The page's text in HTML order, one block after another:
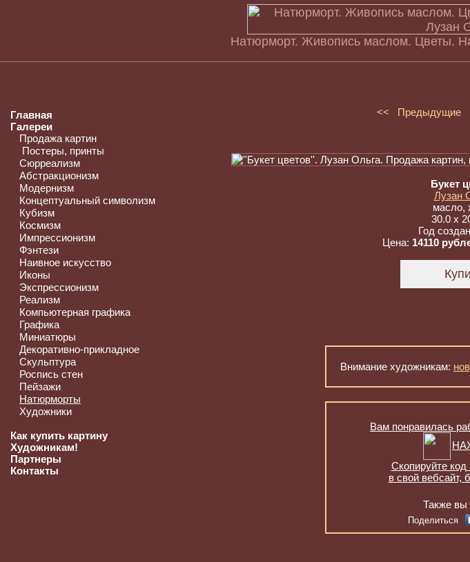
Натюрморт. Живопись маслом. Цветы.
Главная
Галереи
Продажа картин
Постеры, принты
Сюрреализм
Абстракционизм
Модернизм
Концептуальный символизм
Кубизм
Космизм
Импрессионизм
Фэнтези
Наивное искусство
Иконы
Экспрессионизм
Реализм
Компьютерная графика
Графика
Миниатюры
Декоративно-прикладное
Скульптура
Роспись стен
Пейзажи
Натюрморты
Художники
Как купить картину
Художникам!
Партнеры
Контакты
<< Предыдущие
Букет
Лузан
масло,
30.0 x
Год
Цена: 14110
Внимание художникам:
Вам понравилась
Скопируйте код
в свой вебсайт,
Также вы
Поделиться